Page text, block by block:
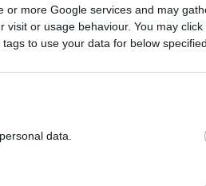
or more Google services and may
visit or usage behaviour. You may
to use your data for below
data.
sírt, Tang Wei
Austin Butler véghez vitte a